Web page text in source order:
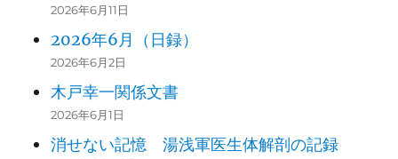
2026年6月11日
2026年6月（日録）
2026年6月2日
木戸幸一関係文書
2026年6月1日
消せない記憶 湯浅軍医生体解剖の記録